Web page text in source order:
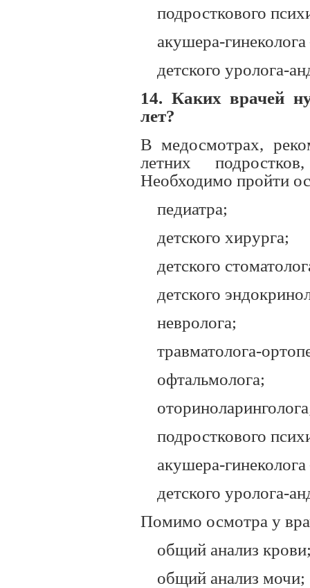
подросткового
акушера-
детского уролога-
14. Каких врачей
лет?
В медосмотрах,
летних
Необходимо пройти
педиатра;
детского хирурга;
детского
детского
невролога;
травматолога-
офтальмолога;
подросткового
акушера-
детского уролога-
Помимо осмотра у
общий анализ
общий анализ мочи;